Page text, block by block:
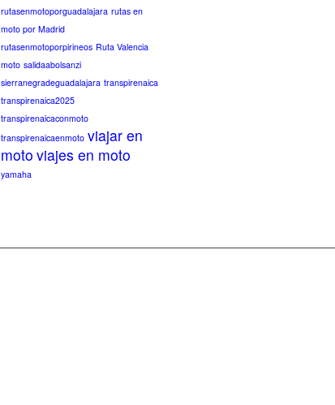
rutasenmotoporguadalajara rutas en
moto por Madrid
rutasenmotoporpirineos Ruta Valencia
moto salidaabolsanzi
sierranegradeguadalajara transpirenaica
transpirenaica2025
transpirenaicaconmoto
transpirenaicaenmoto viajar en
moto viajes en moto
yamaha